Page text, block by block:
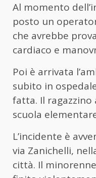
Al momento
posto un
che avrebbe
cardiaco e
Poi è arrivata
subito in
fatta. Il ragazzino
scuola
L’incidente è
via Zanichelli,
città. Il